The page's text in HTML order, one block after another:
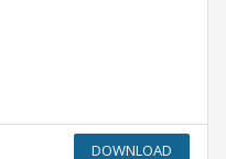
DOWNLOAD